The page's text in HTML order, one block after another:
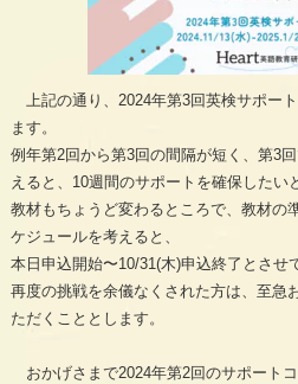
上記の通り、2024年第3回英検サポー
ます。
例年第2回から第3回の間隔が短く、第3
えると、10週間のサポートを確保したい
教材もちょうど変わるところで、教材の
ケジュールを考えると、
本日申込開始〜10/31(木)申込終了とさせ
再度の挑戦を余儀なくされた方は、至急
ただくこととします。
おかげさまで2024年第2回のサポート